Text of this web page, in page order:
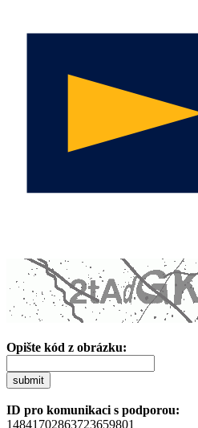
Opište kód z obrázku:
submit
ID pro komunikaci s podporou:
14841702863723659801